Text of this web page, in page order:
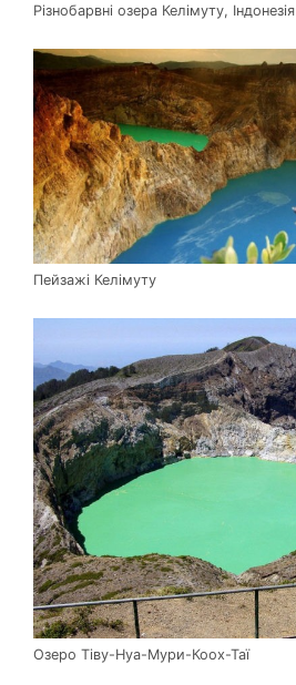
Різнобарвні озера Келімуту, Індонезія
Пейзажі Келімуту
Озеро Тіву-Нуа-Мури-Коох-Таї